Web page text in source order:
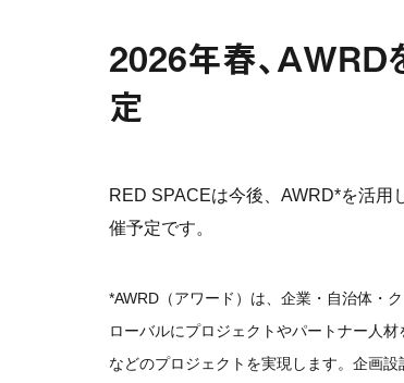
2026年春、AWRD
定
RED SPACEは今後、AWRD*を活用
催予定です。
*AWRD（アワード）は、企業・自治体・
ローバルにプロジェクトやパートナー人
などのプロジェクトを実現します。 企画設